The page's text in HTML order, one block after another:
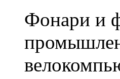
Фонари и